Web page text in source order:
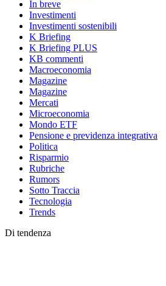
In breve
Investimenti
Investimenti sostenibili
K Briefing
K Briefing PLUS
KB commenti
Macroeconomia
Magazine
Magazine
Mercati
Microeconomia
Mondo ETF
Pensione e previdenza integrativa
Politica
Risparmio
Rubriche
Rumors
Sotto Traccia
Tecnologia
Trends
Di tendenza